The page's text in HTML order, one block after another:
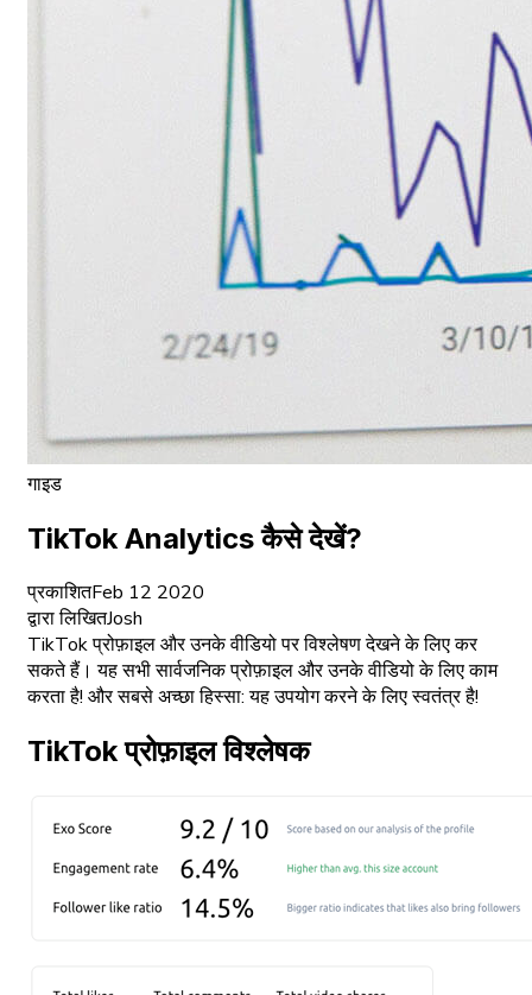
गाइड
TikTok Analytics कैसे देखें?
प्रकाशितFeb 12 2020
द्वारा लिखितJosh
TikTok प्रोफ़ाइल और उनके वीडियो पर विश्लेषण देखने के लिए कर
सकते हैं। यह सभी सार्वजनिक प्रोफ़ाइल और उनके वीडियो के लिए काम
करता है! और सबसे अच्छा हिस्सा: यह उपयोग करने के लिए स्वतंत्र है!
TikTok प्रोफ़ाइल विश्लेषक